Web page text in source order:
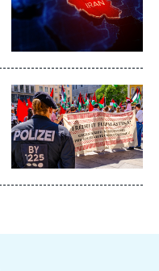
Image
principale